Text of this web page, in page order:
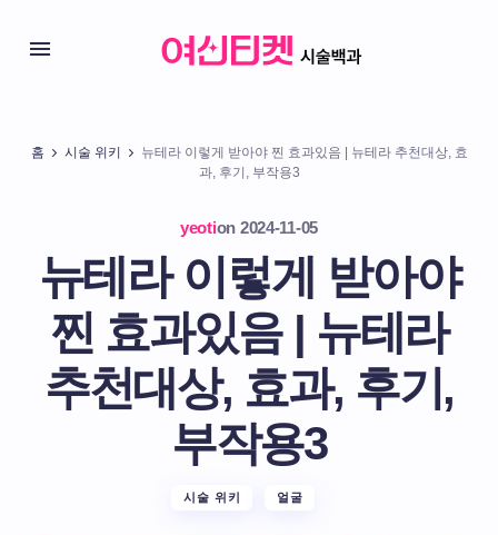
홈 시술 위키
뉴테라 이렇게 받아야 찐 효과있음 | 뉴테라 추천대상, 효
과, 후기, 부작용3
yeotion 2024-11-05
뉴테라 이렇게 받아야
찐 효과있음 | 뉴테라
추천대상, 효과, 후기,
부작용3
시술 위키 얼굴